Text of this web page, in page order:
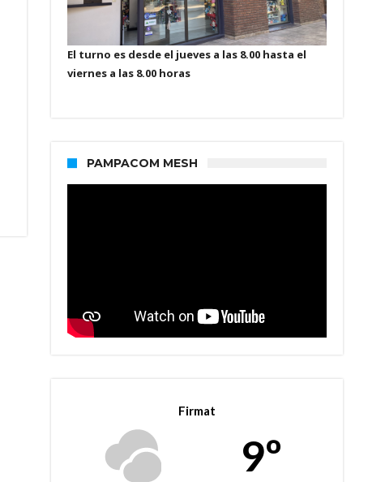
El turno es desde el jueves a las 8.00 hasta el
viernes a las 8.00 horas
PAMPACOM MESH
Firmat
9º